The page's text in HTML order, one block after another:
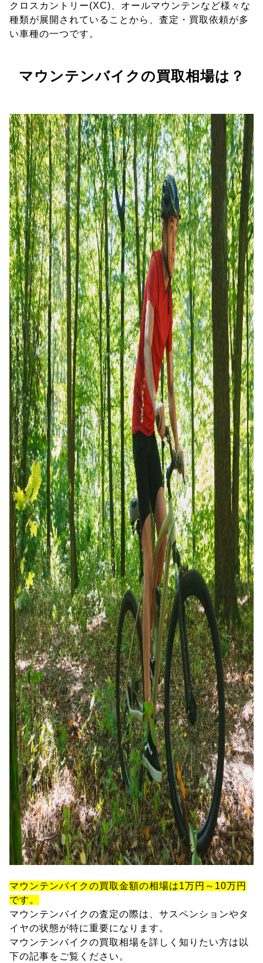
クロスカントリー(XC)、オールマウンテンなど様々な
種類が展開されていることから、査定・買取依頼が多
い車種の一つです。
マウンテンバイクの買取相場は？
マウンテンバイクの買取金額の相場は1万円～10万円
です。
マウンテンバイクの査定の際は、サスペンションやタ
イヤの状態が特に重要になります。
マウンテンバイクの買取相場を詳しく知りたい方は以
下の記事をご覧ください。